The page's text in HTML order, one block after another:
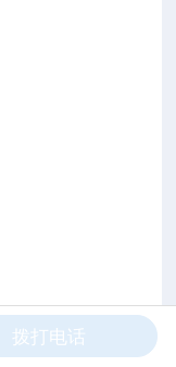
拨打电话